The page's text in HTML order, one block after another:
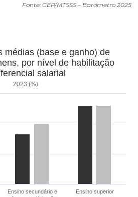
Fonte: GEP/MTSSS – Barómetro 2025
médias (base e ganho) de
por nível de habilitação
salarial
2023 (%)
Ensino secundário e
Ensino superior